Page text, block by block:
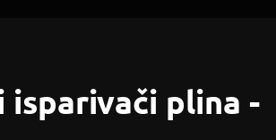
isparivači plina -